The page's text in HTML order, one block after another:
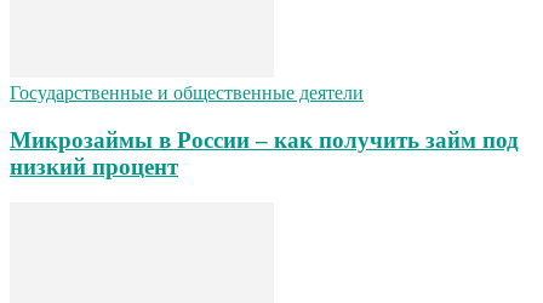
Государственные и общественные деятели
Микрозаймы в России – как получить займ под
низкий процент